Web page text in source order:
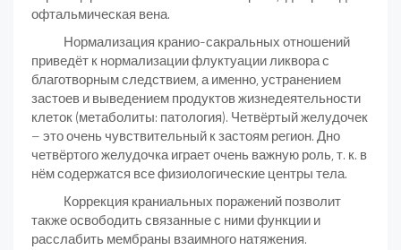
офтальмическая вена.
Нормализация кранио-сакральных отношений
приведёт к нормализации флуктуации ликвора с
благотворным следствием, а именно, устранением
застоев и выведением продуктов жизнедеятельности
клеток (метаболиты: патология). Четвёртый желудочек
– это очень чувствительный к застоям регион. Дно
четвёртого желудочка играет очень важную роль, т. к. в
нём содержатся все физиологические центры тела.
Коррекция краниальных поражений позволит
также освободить связанные с ними функции и
расслабить мембраны взаимного натяжения.